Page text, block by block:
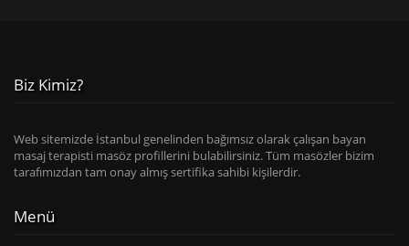
Biz Kimiz?
Web sitemizde İstanbul genelinden bağımsız olarak çalışan bayan
masaj terapisti masöz profillerini bulabilirsiniz. Tüm masözler bizim
tarafımızdan tam onay almış sertifika sahibi kişilerdir.
Menü